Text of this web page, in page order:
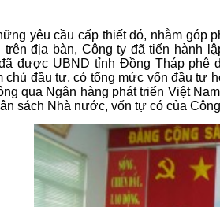
yêu cầu cấp thiết đó, nhằm góp
địa bàn, Công ty đã tiến hành
được UBND tỉnh Đồng Tháp phê
chủ đầu tư, có tổng mức vốn đầu tư
qua Ngân hàng phát triển Việt
sách Nhà nước, vốn tự có của